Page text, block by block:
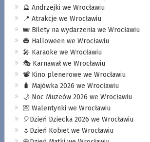
🔮 Andrzejki we Wrocławiu
📍 Atrakcje we Wrocławiu
🎟️ Bilety na wydarzenia we Wrocławiu
🎃 Halloween we Wrocławiu
🎤 Karaoke we Wrocławiu
🎭 Karnawał we Wrocławiu
📽️ Kino plenerowe we Wrocławiu
🧳 Majówka 2026 we Wrocławiu
🌙 Noc Muzeów 2026 we Wrocławiu
💌 Walentynki we Wrocławiu
🎈Dzień Dziecka 2026 we Wrocławiu
🌷Dzień Kobiet we Wrocławiu